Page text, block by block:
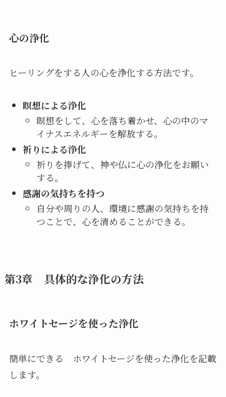
心の浄化
ヒーリングをする人の心を浄化する方法です。
瞑想による浄化
瞑想をして、心を落ち着かせ、心の中のマ
イナスエネルギーを解放する。
祈りによる浄化
祈りを捧げて、神や仏に心の浄化をお願い
する。
感謝の気持ちを持つ
自分や周りの人、環境に感謝の気持ちを持
つことで、心を清めることができる。
第3章 具体的な浄化の方法
ホワイトセージを使った浄化
簡単にできる ホワイトセージを使った浄化を記載
します。